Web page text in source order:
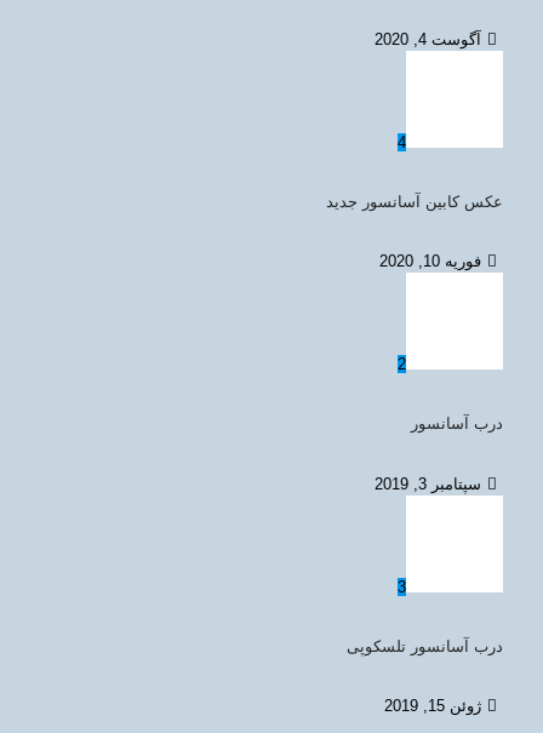
آگوست 4, 2020
4
عکس کابین آسانسور جدید
فوریه 10, 2020
2
درب آسانسور
سپتامبر 3, 2019
3
درب آسانسور تلسکوپی
ژوئن 15, 2019